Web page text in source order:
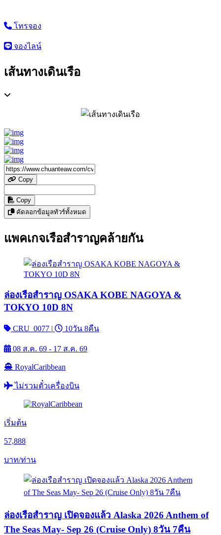
โทรจอง
จองไลน์
เส้นทางเดินเรือ
Copy
Copy
คัดลอกข้อมูลทัวร์ทั้งหมด
แพคเกจเรือสำราญคล้ายกัน
ล่องเรือสำราญ OSAKA KOBE NAGOYA &
TOKYO 10D 8N
CRU_0077 | 10วัน 8คืน
08 ส.ค. 69 - 17 ส.ค. 69
RoyalCaribbean
ไม่รวมตั๋วเครื่องบิน
เริ่มต้น
57,888
บาท/ท่าน
ล่องเรือสำราญ เปิดจองแล้ว Alaska 2026 Anthem of
The Seas May- Sep 26 (Cruise Only) 8วัน 7คืน